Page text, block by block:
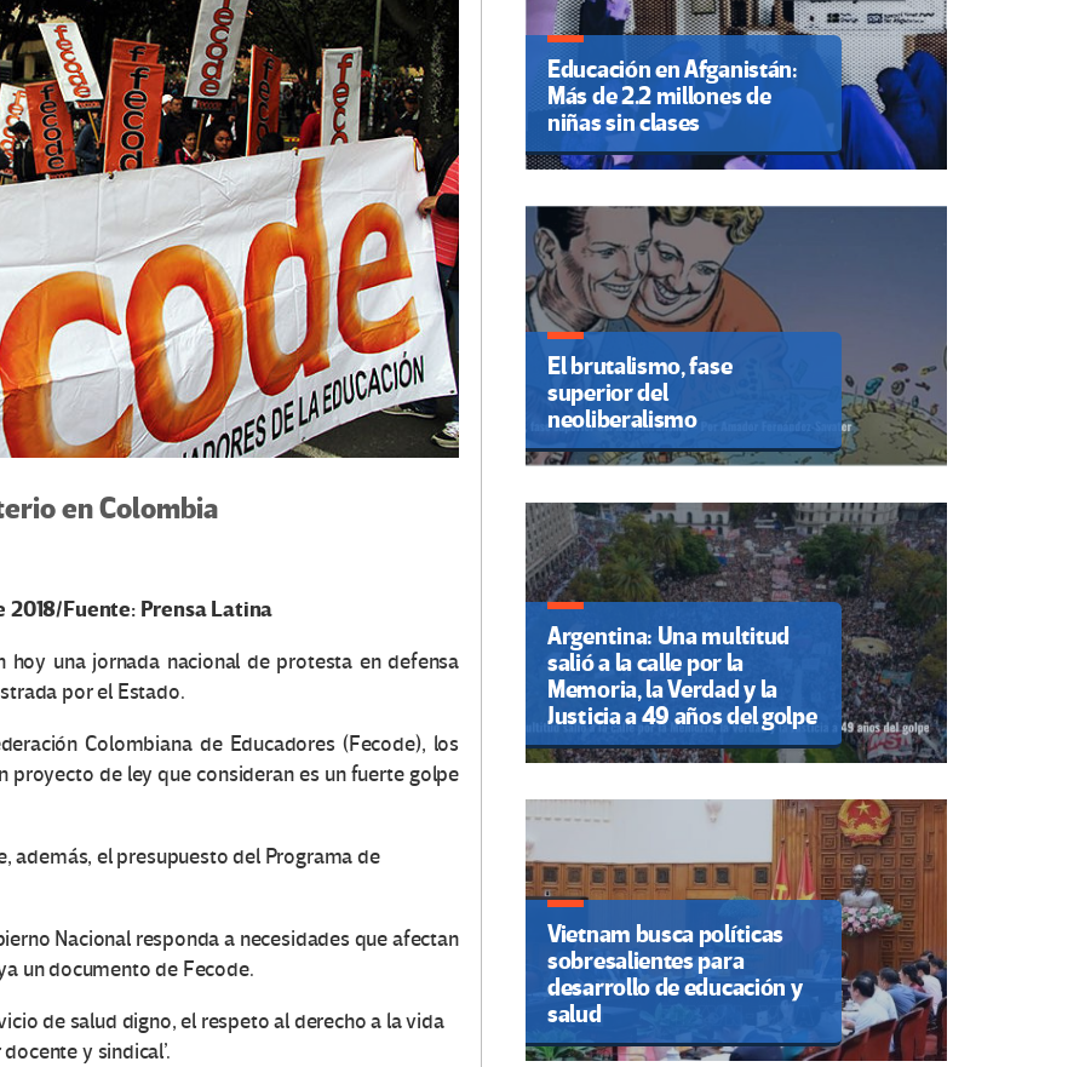
en Colombia
Fuente: Prensa Latina
hoy una jornada nacional de protesta en defensa
por el Estado.
Colombiana de Educadores (Fecode), los
de ley que consideran es un fuerte golpe
además, el presupuesto del Programa de
Nacional responda a necesidades que afectan
un documento de Fecode.
de salud digno, el respeto al derecho a la vida
y sindical’.
Educación en Afganistán:
Más de 2.2 millones de
niñas sin clases
El brutalismo, fase
superior del
neoliberalismo
Argentina: Una multitud
salió a la calle por la
Memoria, la Verdad y la
Justicia a 49 años del golpe
Vietnam busca políticas
sobresalientes para
desarrollo de educación y
salud